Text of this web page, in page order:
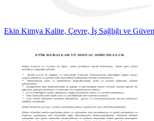
Ekin Kimya Kalite, Çevre, İş Sağlığı ve